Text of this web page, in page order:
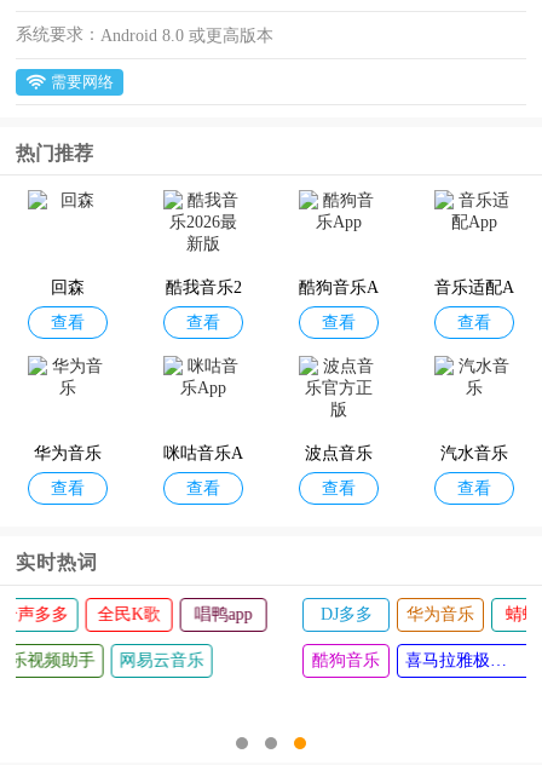
系统要求： Android 8.0 或更高版本
需要网络
热门推荐
回森
查看
酷我音乐2
026最新版
查看
酷狗音乐A
pp
查看
音乐适配A
pp
查看
华为音乐
查看
咪咕音乐A
pp
查看
波点音乐
官方正版
查看
汽水音乐
查看
实时热词
DJ多多 华为音乐 蜻蜓FM QQ音乐车机版 唱
酷狗音乐